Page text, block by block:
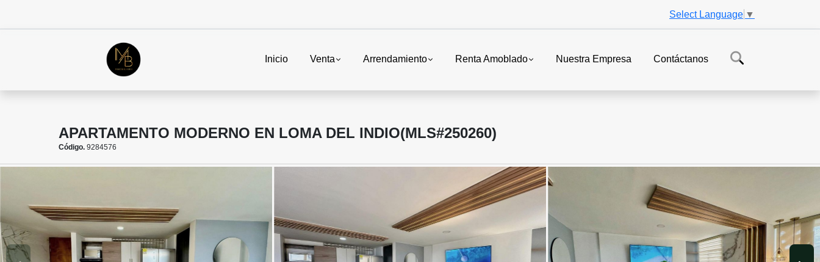
Select Language ▼
Inicio Venta Arrendamiento Renta Amoblado Nuestra Empresa Contáctanos
APARTAMENTO MODERNO EN LOMA DEL INDIO(MLS#250260)
Código. 9284576